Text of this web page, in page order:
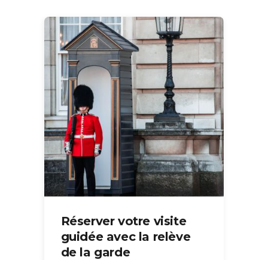
Réserver votre visite
guidée avec la relève
de la garde